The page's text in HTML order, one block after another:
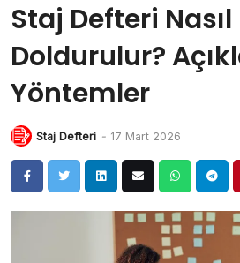
Staj Defteri Nasıl
Doldurulur?
Yöntemler
Staj Defteri - 17 Mart 2026